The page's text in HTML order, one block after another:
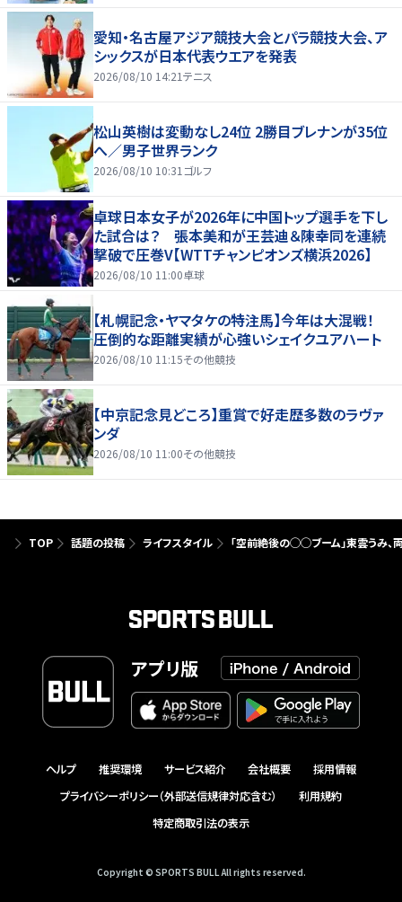
愛知・名古屋アジア競技大会とパラ競技大会、ア
シックスが日本代表ウエアを発表
2026/08/10 14:21テニス
松山英樹は変動なし24位 2勝目ブレナンが35位
へ／男子世界ランク
2026/08/10 10:31 ゴルフ
卓球日本女子が2026年に中国トップ選手を下し
た試合は？ 張本美和が王芸迪＆陳幸同を連続
撃破で圧巻V【WTTチャンピオンズ横浜2026】
2026/08/10 11:00卓球
【札幌記念・ヤマタケの特注馬】今年は大混戦！
圧倒的な距離実績が心強いシェイクユアハート
2026/08/10 11:15その他競技
【中京記念見どころ】重賞で好走歴多数のラヴァ
ンダ
2026/08/10 11:00その他競技
TOP 話題の投稿 ライフスタイル 「空前絶後の◯◯ブーム」東雲うみ、
アプリ版
ヘルプ 推奨環境 サービス紹介 会社概要
採用情報
プライバシーポリシー（外部送信規律対応含む）
利用規約
特定商取引法の表示
Copyright © SPORTS BULL All rights reserved.